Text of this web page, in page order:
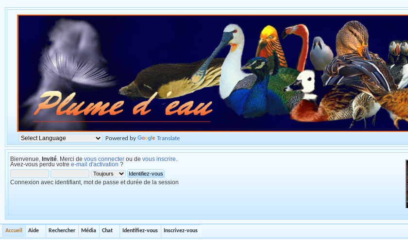
Powered by Translate
Bienvenue, Invité . Merci de vous connecter ou de vous inscrire
Avez-vous perdu votre e-mail d'activation ?
Connexion avec identifiant, mot de passe et durée de la session
Accueil Aide Rechercher Média Chat Identifiez-vous Inscrivez-vous